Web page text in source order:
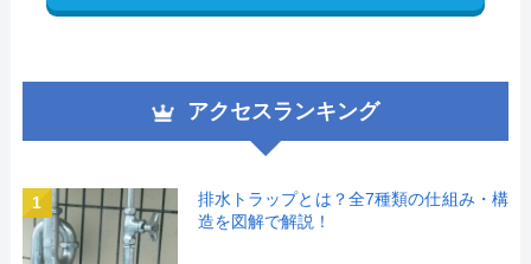
アクセスランキング
1
排水トラップとは？全7種類の仕組み・構
造を図解で解説！